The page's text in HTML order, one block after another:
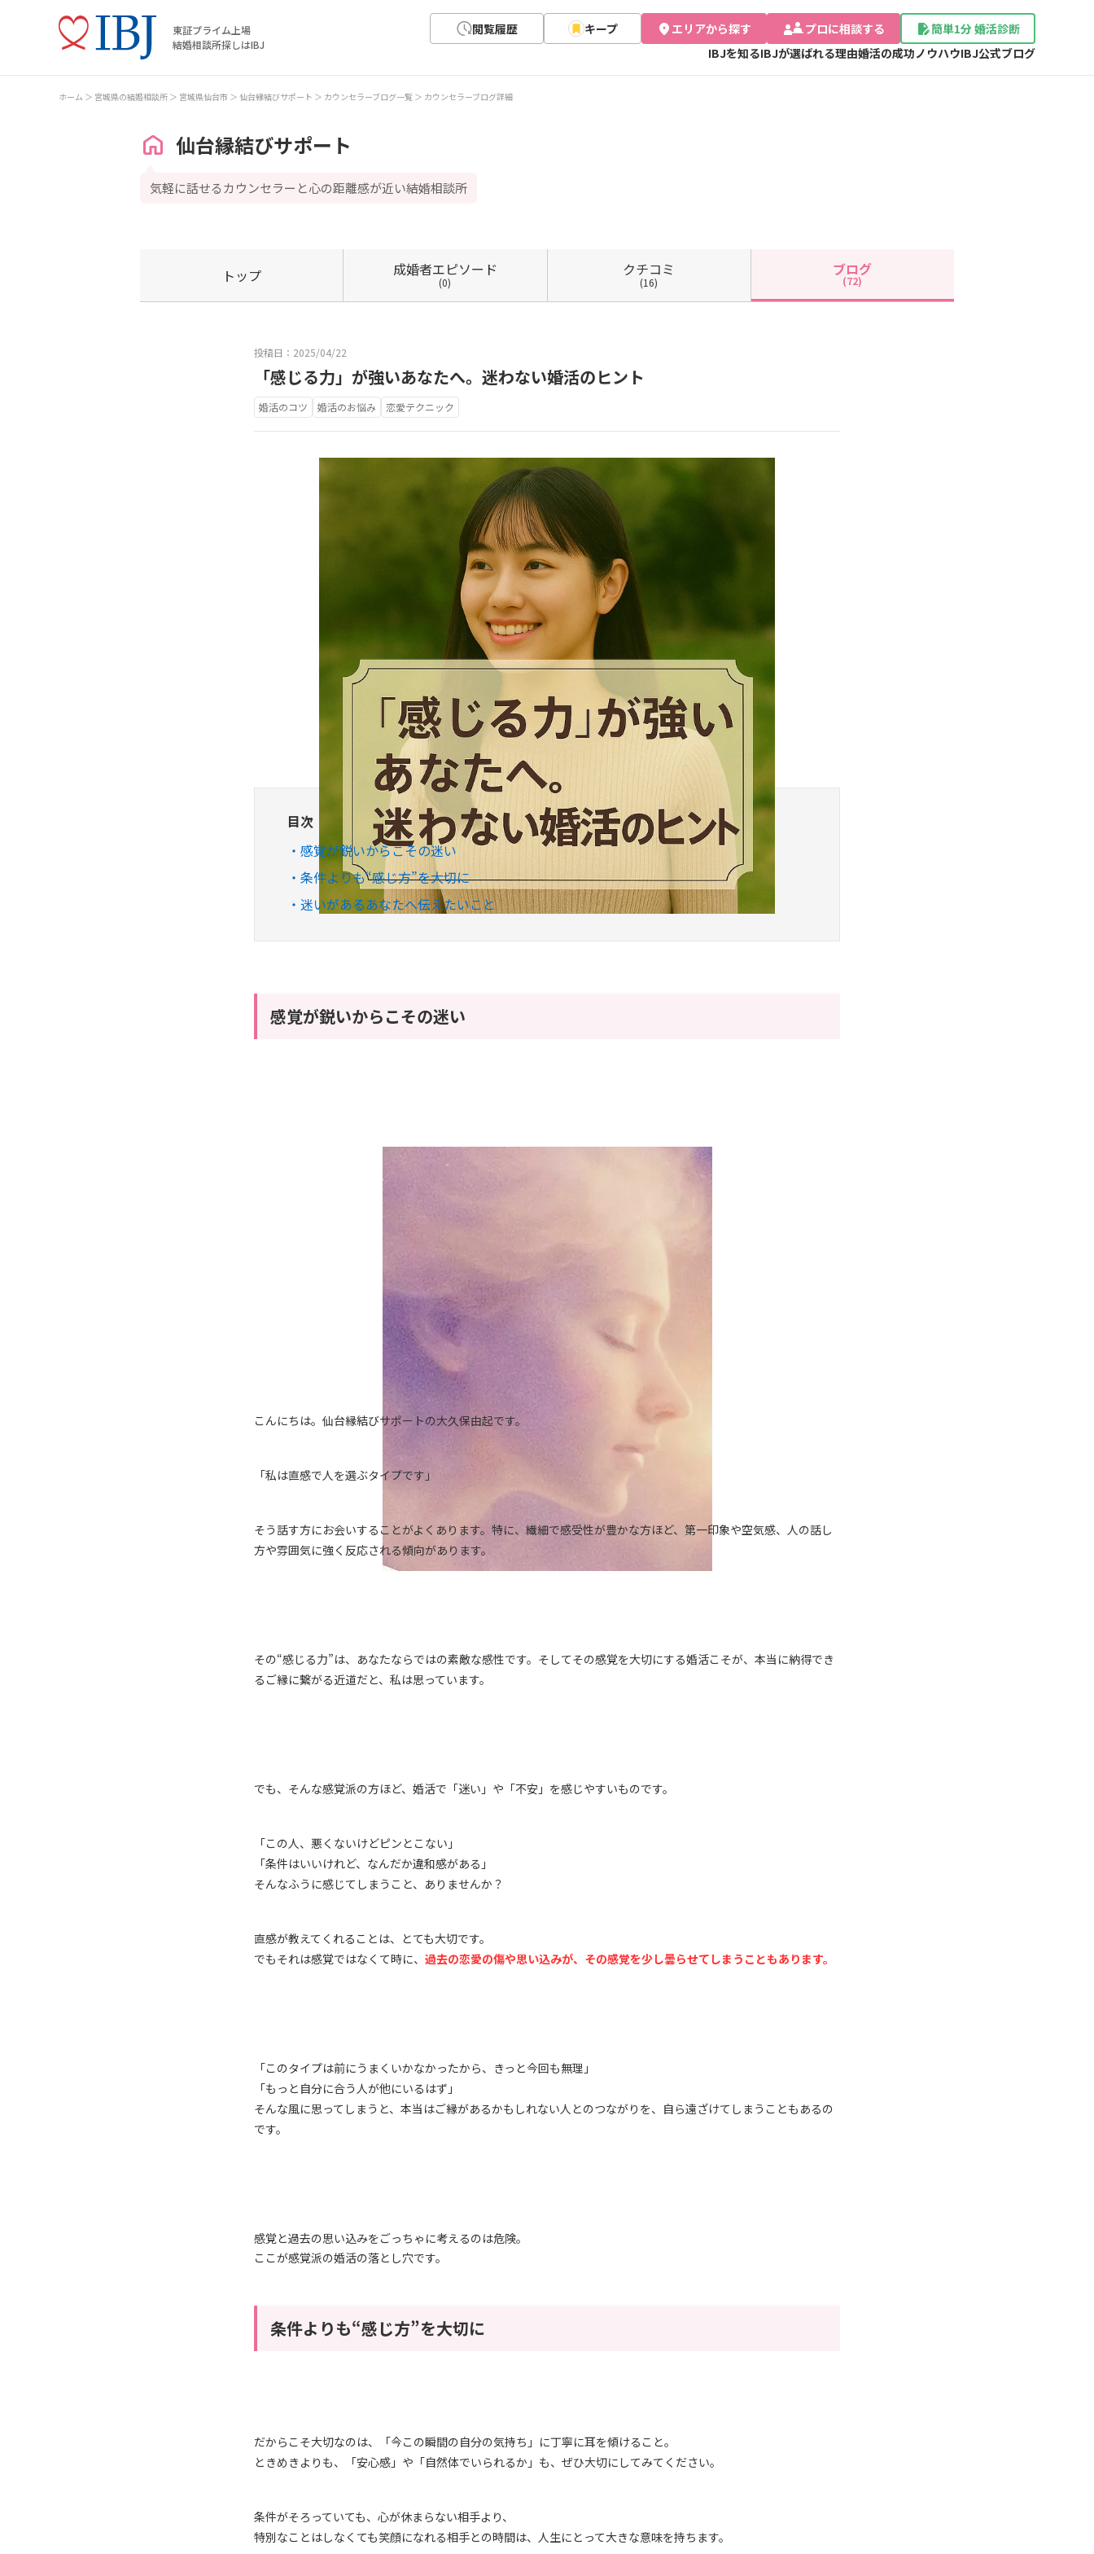
東証プライム上場
結婚相談所探しはIBJ
閲覧履歴 キープ エリアから探す プロに相談する
簡単1分 婚活診断
IBJを知るIBJが選ばれる理由婚活の成功ノウハウIBJ公式ブログ
ホーム 宮城県の結婚相談所 宮城県仙台市 仙台縁結びサポート カウンセラーブログ一覧 カウンセラーブログ詳細
仙台縁結びサポート
気軽に話せるカウンセラーと心の距離感が近い結婚相談所
トップ 成婚者エピソード
(0)
クチコミ
(16)
ブログ
(72)
投稿日：2025/04/22
「感じる力」が強いあなたへ。迷わない婚活のヒント
婚活のコツ 婚活のお悩み 恋愛テクニック
目次
感覚が鋭いからこその迷い
条件よりも“感じ方”を大切に
迷いがあるあなたへ伝えたいこと
感覚が鋭いからこその迷い
こんにちは。仙台縁結びサポートの大久保由起です。
「私は直感で人を選ぶタイプです」
そう話す方にお会いすることがよくあります。特に、繊細で感受性が豊かな方ほど、第一印象や空気感、人の話し
方や雰囲気に強く反応される傾向があります。
その“感じる力”は、あなたならではの素敵な感性です。そしてその感覚を大切にする婚活こそが、本当に納得でき
るご縁に繋がる近道だと、私は思っています。
でも、そんな感覚派の方ほど、婚活で「迷い」や「不安」を感じやすいものです。
「この人、悪くないけどピンとこない」
「条件はいいけれど、なんだか違和感がある」
そんなふうに感じてしまうこと、ありませんか？
直感が教えてくれることは、とても大切です。
でもそれは感覚ではなくて時に、 過去の恋愛の傷や思い込みが、その感覚を少し曇らせてしまうこともあります。
「このタイプは前にうまくいかなかったから、きっと今回も無理」
「もっと自分に合う人が他にいるはず」
そんな風に思ってしまうと、本当はご縁があるかもしれない人とのつながりを、自ら遠ざけてしまうこともあるの
です。
感覚と過去の思い込みをごっちゃに考えるのは危険。
ここが感覚派の婚活の落とし穴です。
条件よりも“感じ方”を大切に
だからこそ大切なのは、「今この瞬間の自分の気持ち」に丁寧に耳を傾けること。
ときめきよりも、「安心感」や「自然体でいられるか」も、ぜひ大切にしてみてください。
条件がそろっていても、心が休まらない相手より、
特別なことはしなくても笑顔になれる相手との時間は、人生にとって大きな意味を持ちます。